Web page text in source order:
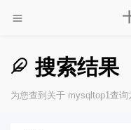
搜索结果
为您查到关于 mysqltop1查询